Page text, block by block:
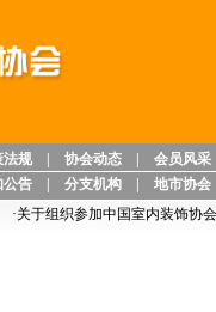
法规 协会动态 会员风采
公告 分支机构 地市协会
组织参加中国室内装饰协会举办